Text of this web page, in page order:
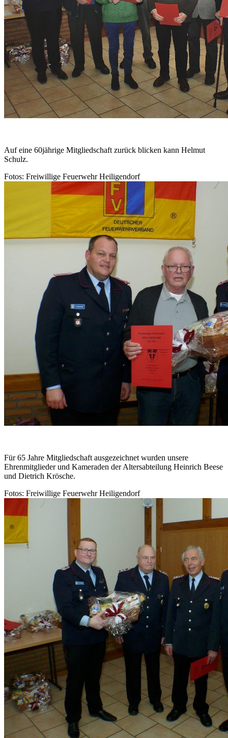
Auf eine 60jährige Mitgliedschaft zurück blicken kann Helmut
Schulz.
Fotos: Freiwillige Feuerwehr Heiligendorf
Für 65 Jahre Mitgliedschaft ausgezeichnet wurden unsere
Ehrenmitglieder und Kameraden der Altersabteilung Heinrich Beese
und Dietrich Krösche.
Fotos: Freiwillige Feuerwehr Heiligendorf